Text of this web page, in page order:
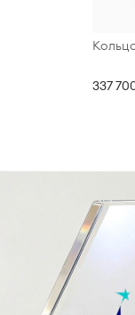
337